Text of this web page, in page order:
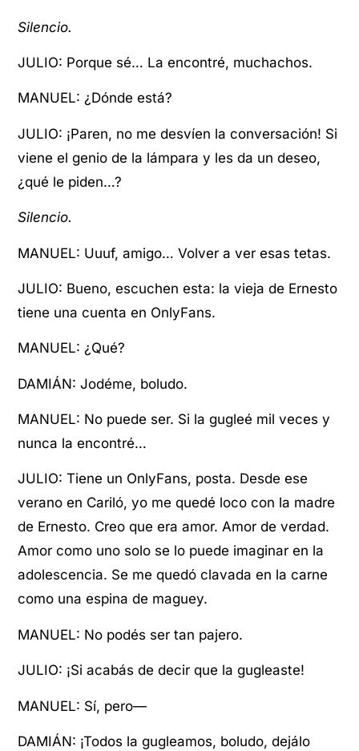
Silencio.
JULIO: Porque sé… La encontré, muchachos.
MANUEL: ¿Dónde está?
JULIO: ¡Paren, no me desvíen la conversación! Si
viene el genio de la lámpara y les da un deseo,
¿qué le piden…?
Silencio.
MANUEL: Uuuf, amigo… Volver a ver esas tetas.
JULIO: Bueno, escuchen esta: la vieja de Ernesto
tiene una cuenta en OnlyFans.
MANUEL: ¿Qué?
DAMIÁN: Jodéme, boludo.
MANUEL: No puede ser. Si la gugleé mil veces y
nunca la encontré…
JULIO: Tiene un OnlyFans, posta. Desde ese
verano en Cariló, yo me quedé loco con la madre
de Ernesto. Creo que era amor. Amor de verdad.
Amor como uno solo se lo puede imaginar en la
adolescencia. Se me quedó clavada en la carne
como una espina de maguey.
MANUEL: No podés ser tan pajero.
JULIO: ¡Si acabás de decir que la gugleaste!
MANUEL: Sí, pero—
DAMIÁN: ¡Todos la gugleamos, boludo, dejálo